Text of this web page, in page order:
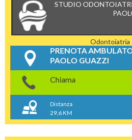
STUDIO
Odontoiatria
PRENOTA
PAOLO GUAZZI
Chiama
Distanza
29,6 KM